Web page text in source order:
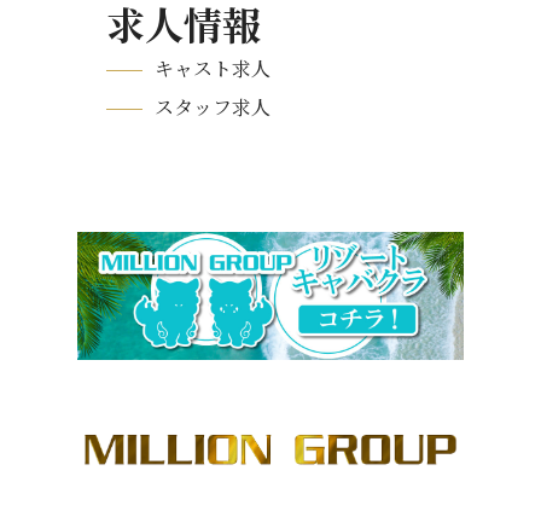
求人情報
キャスト求人
スタッフ求人